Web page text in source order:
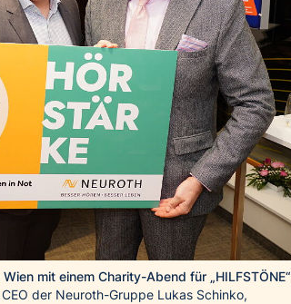
mit einem Charity-Abend für „HILFSTÖNE“
der Neuroth-Gruppe Lukas Schinko,